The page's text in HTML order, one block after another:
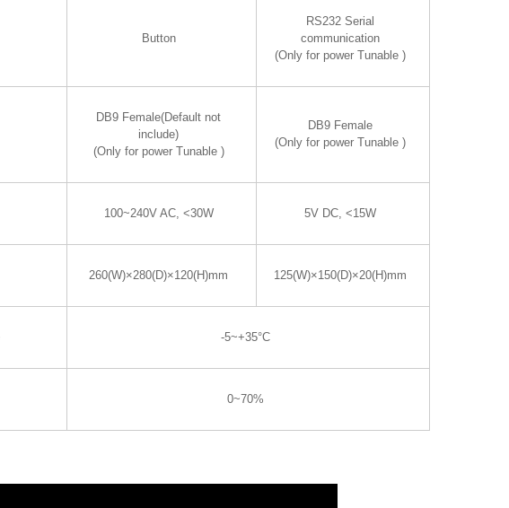
Button
RS232 Serial
communication
(Only for power Tunable )
DB9 Female(Default not
include)
(Only for power Tunable )
DB9 Female
(Only for power Tunable )
100~240V AC, <30W 5V DC, <15W
260(W)×280(D)×120(H)mm 125(W)×150(D)×20(H)mm
-5~+35°C
0~70%